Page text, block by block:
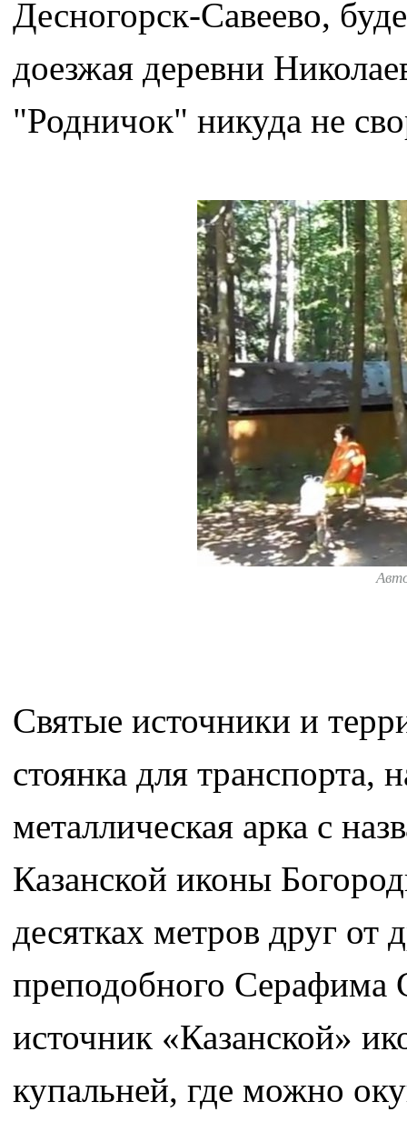
Десногорск-Савеево,
доезжая деревни
"Родничок" никуда не
Святые источники и
стоянка для транспорта,
металлическая арка с
Казанской иконы
десятках метров друг от
преподобного Серафима
источник «Казанской»
купальней, где можно